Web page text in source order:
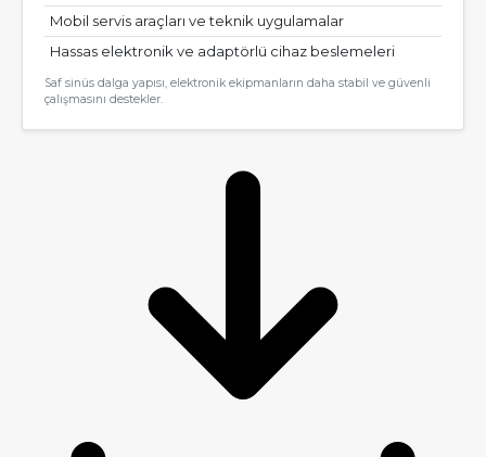
Mobil servis araçları ve teknik uygulamalar
Hassas elektronik ve adaptörlü cihaz beslemeleri
Saf sinüs dalga yapısı, elektronik ekipmanların daha stabil ve güvenli
çalışmasını destekler.